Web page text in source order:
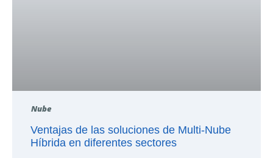
Nube
Ventajas de las soluciones de Multi-Nube
Híbrida en diferentes sectores